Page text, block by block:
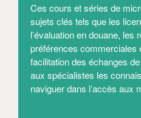
Ces cours et séries de
sujets clés tels que les
l’évaluation en douane, les
préférences commerciales
facilitation des échanges
aux spécialistes les
naviguer dans l’accès aux